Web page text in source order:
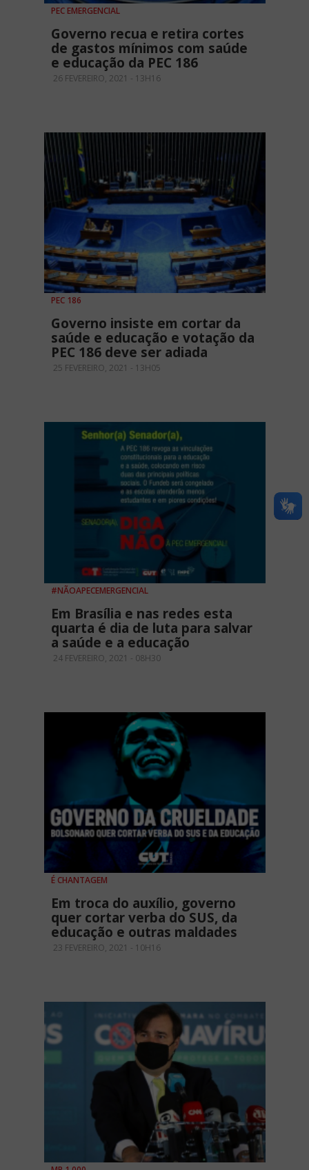
PEC EMERGENCIAL
Governo recua e retira cortes
de gastos mínimos com saúde
e educação da PEC 186
26 FEVEREIRO, 2021 - 13H16
PEC 186
Governo insiste em cortar da
saúde e educação e votação da
PEC 186 deve ser adiada
25 FEVEREIRO, 2021 - 13H05
#NÃOAPECEMERGENCIAL
Em Brasília e nas redes esta
quarta é dia de luta para salvar
a saúde e a educação
24 FEVEREIRO, 2021 - 08H30
É CHANTAGEM
Em troca do auxílio, governo
quer cortar verba do SUS, da
educação e outras maldades
23 FEVEREIRO, 2021 - 10H16